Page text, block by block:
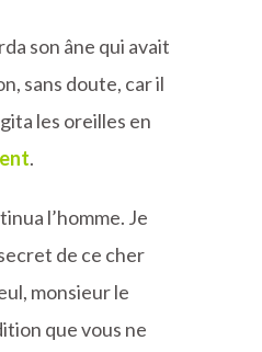
son âne qui avait
sans doute, car il
les oreilles en
.
l’homme. Je
de ce cher
monsieur le
que vous ne